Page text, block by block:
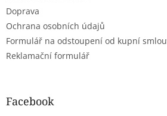
Doprava
Ochrana osobních údajů
Formulář na odstoupení od kupní
Reklamační formulář
Facebook